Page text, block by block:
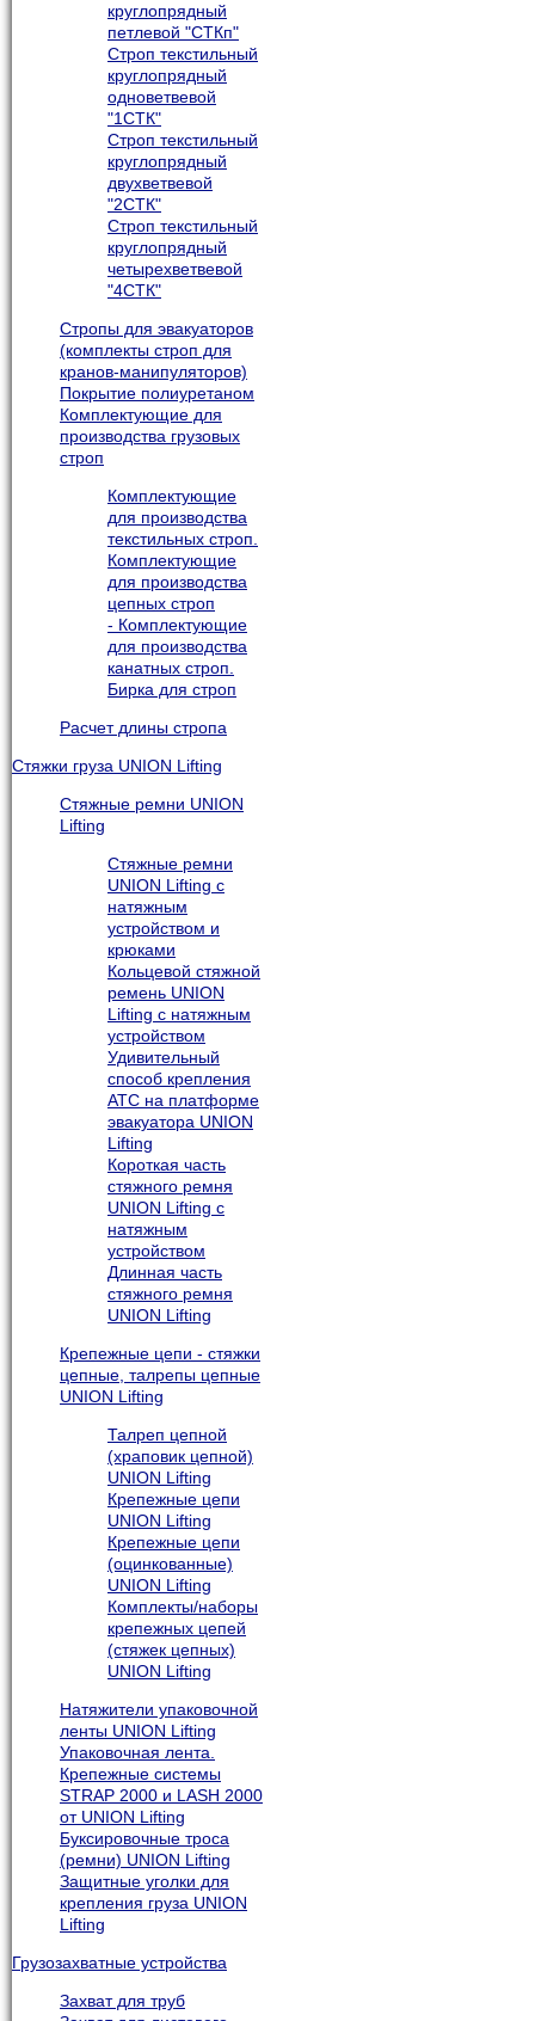
круглопрядный
петлевой "СТКп"
Строп текстильный
круглопрядный
одноветвевой
"1СТК"
Строп текстильный
круглопрядный
двухветвевой
"2СТК"
Строп текстильный
круглопрядный
четырехветвевой
"4СТК"
Cтропы для эвакуаторов
(комплекты строп для
кранов-манипуляторов)
Покрытие полиуретаном
Комплектующие для
производства грузовых
строп
Комплектующие
для производства
текстильных строп.
Комплектующие
для производства
цепных строп
- Комплектующие
для производства
канатных строп.
Бирка для строп
Расчет длины стропа
Стяжки груза UNION Lifting
Стяжные ремни UNION
Lifting
Стяжные ремни
UNION Lifting с
натяжным
устройством и
крюками
Кольцевой стяжной
ремень UNION
Lifting с натяжным
устройством
Удивительный
способ крепления
АТС на платформе
эвакуатора UNION
Lifting
Короткая часть
стяжного ремня
UNION Lifting с
натяжным
устройством
Длинная часть
стяжного ремня
UNION Lifting
Крепежные цепи - стяжки
цепные, талрепы цепные
UNION Lifting
Талреп цепной
(храповик цепной)
UNION Lifting
Крепежные цепи
UNION Lifting
Крепежные цепи
(оцинкованные)
UNION Lifting
Комплекты/наборы
крепежных цепей
(стяжек цепных)
UNION Lifting
Натяжители упаковочной
ленты UNION Lifting
Упаковочная лента.
Крепежные системы
STRAP 2000 и LASH 2000
от UNION Lifting
Буксировочные троса
(ремни) UNION Lifting
Защитные уголки для
крепления груза UNION
Lifting
Грузозахватные устройства
Захват для труб